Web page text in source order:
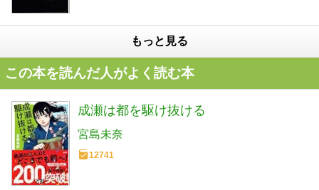
もっと見る
この本を読んだ人がよく読む本
成瀬は都を駆け抜ける
宮島未奈
12741